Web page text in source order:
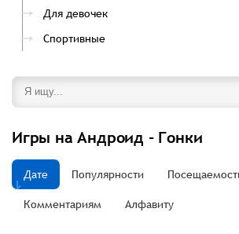
Для девочек
Спортивные
Игры на Андроид - Гонки
Дате Популярности
Комментариям Алфавиту